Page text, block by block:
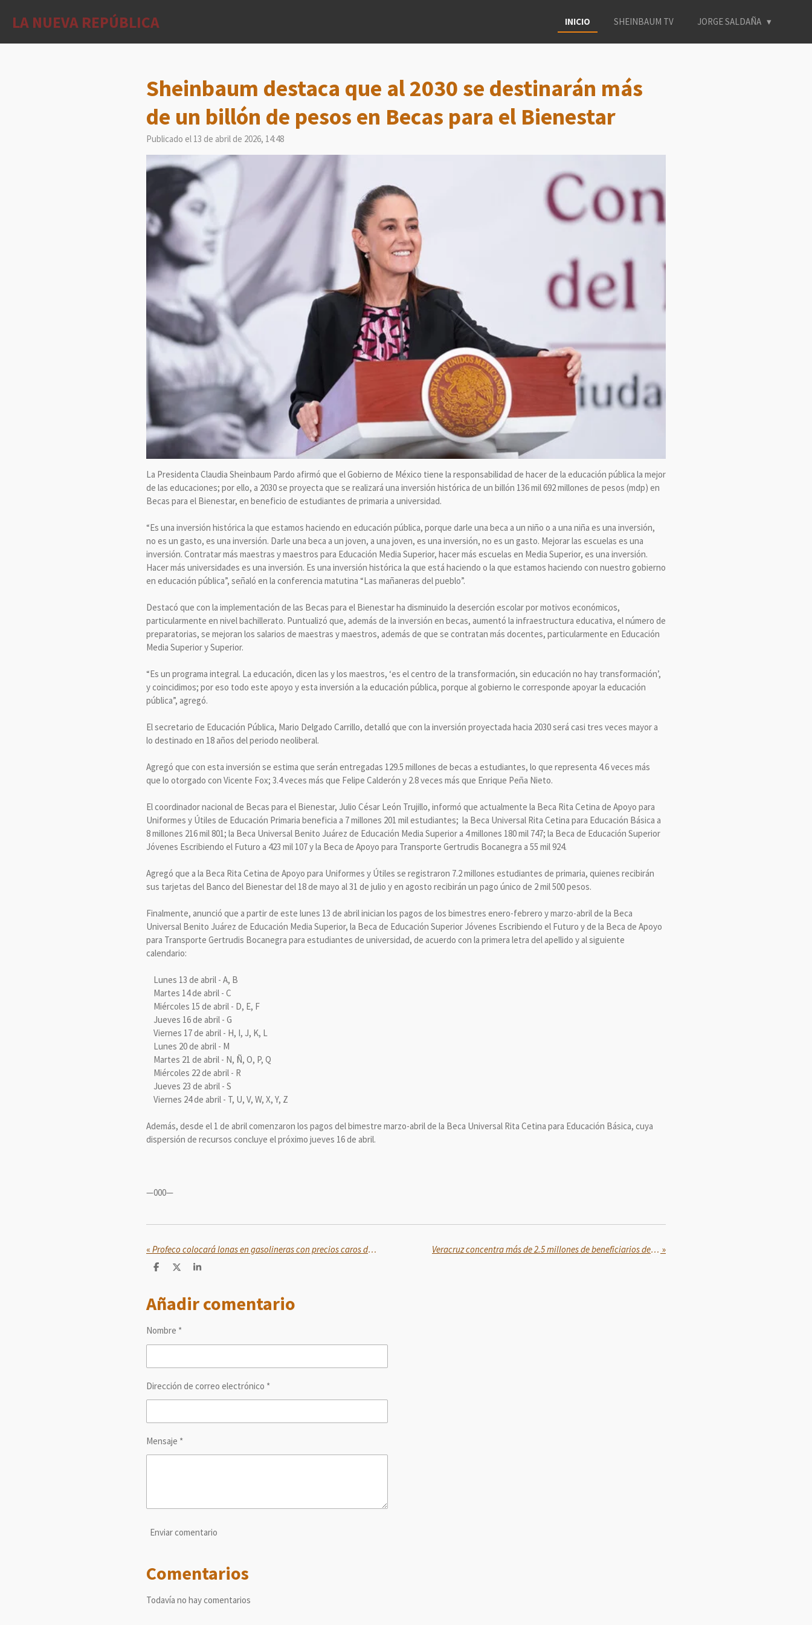
LA NUEVA REPÚBLICA INICIO SHEINBAUM TV JORGE SALDAÑA
Sheinbaum destaca que al 2030 se destinarán más
de un billón de pesos en Becas para el Bienestar
Publicado el 13 de abril de 2026, 14:48
La Presidenta Claudia Sheinbaum Pardo afirmó que el Gobierno de México tiene la responsabilidad de hacer de la educación pública la mejor
de las educaciones; por ello, a 2030 se proyecta que se realizará una inversión histórica de un billón 136 mil 692 millones de pesos (mdp) en
Becas para el Bienestar, en beneficio de estudiantes de primaria a universidad.
“Es una inversión histórica la que estamos haciendo en educación pública, porque darle una beca a un niño o a una niña es una inversión,
no es un gasto, es una inversión. Darle una beca a un joven, a una joven, es una inversión, no es un gasto. Mejorar las escuelas es una
inversión. Contratar más maestras y maestros para Educación Media Superior, hacer más escuelas en Media Superior, es una inversión.
Hacer más universidades es una inversión. Es una inversión histórica la que está haciendo o la que estamos haciendo con nuestro gobierno
en educación pública”, señaló en la conferencia matutina “Las mañaneras del pueblo”.
Destacó que con la implementación de las Becas para el Bienestar ha disminuido la deserción escolar por motivos económicos,
particularmente en nivel bachillerato. Puntualizó que, además de la inversión en becas, aumentó la infraestructura educativa, el número de
preparatorias, se mejoran los salarios de maestras y maestros, además de que se contratan más docentes, particularmente en Educación
Media Superior y Superior.
“Es un programa integral. La educación, dicen las y los maestros, ‘es el centro de la transformación, sin educación no hay transformación’,
y coincidimos; por eso todo este apoyo y esta inversión a la educación pública, porque al gobierno le corresponde apoyar la educación
pública”, agregó.
El secretario de Educación Pública, Mario Delgado Carrillo, detalló que con la inversión proyectada hacia 2030 será casi tres veces mayor a
lo destinado en 18 años del periodo neoliberal.
Agregó que con esta inversión se estima que serán entregadas 129.5 millones de becas a estudiantes, lo que representa 4.6 veces más
que lo otorgado con Vicente Fox; 3.4 veces más que Felipe Calderón y 2.8 veces más que Enrique Peña Nieto.
El coordinador nacional de Becas para el Bienestar, Julio César León Trujillo, informó que actualmente la Beca Rita Cetina de Apoyo para
Uniformes y Útiles de Educación Primaria beneficia a 7 millones 201 mil estudiantes; la Beca Universal Rita Cetina para Educación Básica a
8 millones 216 mil 801; la Beca Universal Benito Juárez de Educación Media Superior a 4 millones 180 mil 747; la Beca de Educación Superior
Jóvenes Escribiendo el Futuro a 423 mil 107 y la Beca de Apoyo para Transporte Gertrudis Bocanegra a 55 mil 924.
Agregó que a la Beca Rita Cetina de Apoyo para Uniformes y Útiles se registraron 7.2 millones estudiantes de primaria, quienes recibirán
sus tarjetas del Banco del Bienestar del 18 de mayo al 31 de julio y en agosto recibirán un pago único de 2 mil 500 pesos.
Finalmente, anunció que a partir de este lunes 13 de abril inician los pagos de los bimestres enero-febrero y marzo-abril de la Beca
Universal Benito Juárez de Educación Media Superior, la Beca de Educación Superior Jóvenes Escribiendo el Futuro y de la Beca de Apoyo
para Transporte Gertrudis Bocanegra para estudiantes de universidad, de acuerdo con la primera letra del apellido y al siguiente
calendario:
Lunes 13 de abril - A, B
Martes 14 de abril - C
Miércoles 15 de abril - D, E, F
Jueves 16 de abril - G
Viernes 17 de abril - H, I, J, K, L
Lunes 20 de abril - M
Martes 21 de abril - N, Ñ, O, P, Q
Miércoles 22 de abril - R
Jueves 23 de abril - S
Viernes 24 de abril - T, U, V, W, X, Y, Z
Además, desde el 1 de abril comenzaron los pagos del bimestre marzo-abril de la Beca Universal Rita Cetina para Educación Básica, cuya
dispersión de recursos concluye el próximo jueves 16 de abril.
—000—
« Profeco colocará lonas en gasolineras con precios caros de combustible regular y diésel Veracruz concentra más de 2.5 millones de beneficiarios del Bienestar, »
C
p
a
i
r
C
a
r
C
a
r
Añadir comentario
Nombre *
Dirección de correo electrónico *
Mensaje *
Enviar comentario
Comentarios
Todavía no hay comentarios